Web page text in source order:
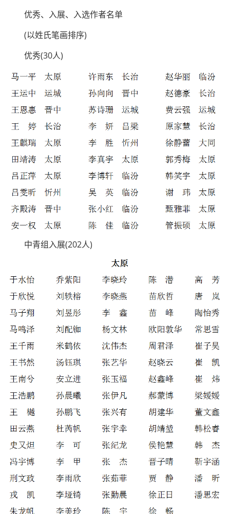
优秀、入展、入选作者名单
(以姓氏笔画排序)
优秀(30人)
中青组入展(202人)